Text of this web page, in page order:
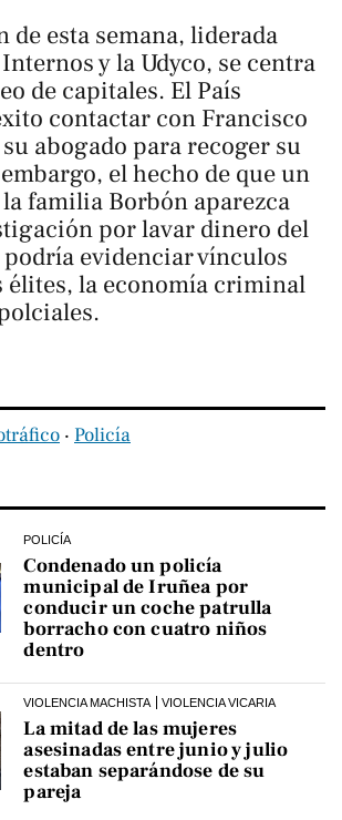
de esta semana, liderada
y la Udyco, se centra
de capitales. El País
contactar con Francisco
abogado para recoger su
el hecho de que un
familia Borbón aparezca
por lavar dinero del
evidenciar vínculos
élites, la economía criminal
‧ Policía
POLICÍA
Condenado un policía
municipal de Iruñea por
conducir un coche patrulla
borracho con cuatro niños
dentro
VIOLENCIA MACHISTA VIOLENCIA VICARIA
La mitad de las mujeres
asesinadas entre junio y julio
estaban separándose de su
pareja